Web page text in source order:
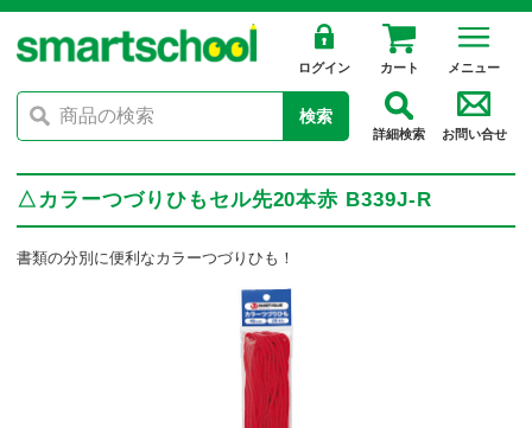
ログイン カート メニュー
検索
詳細検索 お問い合せ
△カラーつづりひもセル先20本赤 B339J-R
書類の分別に便利なカラーつづりひも！